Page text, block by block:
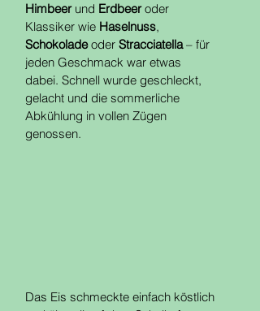
Himbeer und Erdbeer oder
Klassiker wie Haselnuss,
Schokolade oder Stracciatella – für
jeden Geschmack war etwas
dabei. Schnell wurde geschleckt,
gelacht und die sommerliche
Abkühlung in vollen Zügen
genossen.
Das Eis schmeckte einfach köstlich